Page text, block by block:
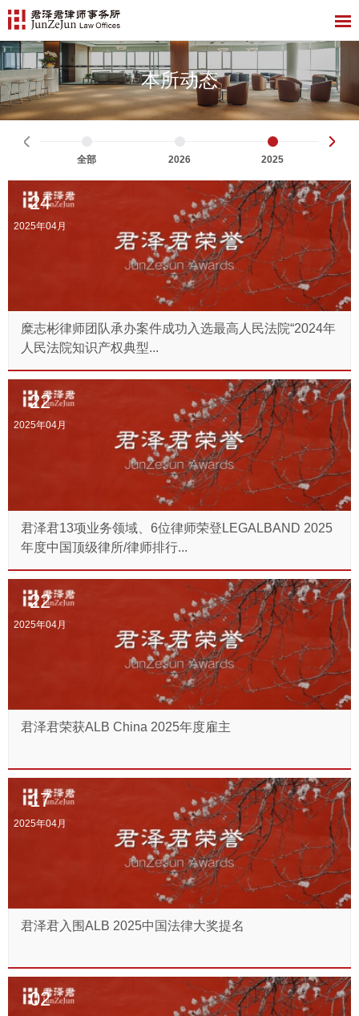
本所动态
全部 2026 2025
24
2025年04月
糜志彬律师团队承办案件成功入选最高人民法院“2024年
人民法院知识产权典型...
22
2025年04月
君泽君13项业务领域、6位律师荣登LEGALBAND 2025
年度中国顶级律所/律师排行...
22
2025年04月
君泽君荣获ALB China 2025年度雇主
17
2025年04月
君泽君入围ALB 2025中国法律大奖提名
02